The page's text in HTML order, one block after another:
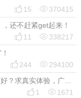
 15 370415
还不赶紧get起来！
 11 338217
 244 294100
想给职场充电，郑州的成人英语培训机构哪家好？求真实体验，广告勿扰，感谢！
 1 1671